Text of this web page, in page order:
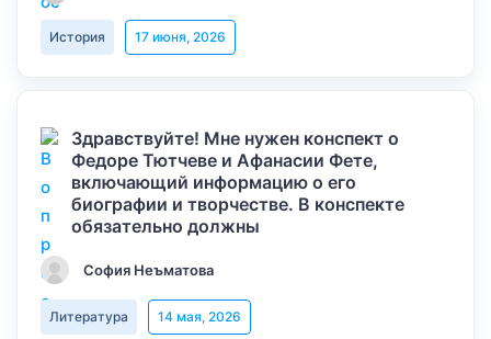
История 17 июня, 2026
Здравствуйте! Мне нужен конспект о
Федоре Тютчеве и Афанасии Фете,
включающий информацию о его
биографии и творчестве. В конспекте
обязательно должны
София Неъматова
Литература 14 мая, 2026